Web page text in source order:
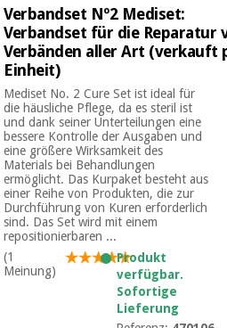
Academy
schutzmaterial
für
coronaviren
Aerobic,
fitness
und
pilates
Sport
und
spiele
Sanitärkleiderschränke
Veterinärmedizin
Fisaude
Tech
Academy
Therapeutische
schränke
Essentielles
schutzmaterial
für
coronaviren
Aerobic,
fitness
und
pilates
Verbandset Nº2 Mediset:
Verbandset für die Reparatur
Verbänden aller Art (verkauft
Einheit)
Mediset No. 2 Cure Set ist ideal für
die häusliche Pflege, da es steril ist
und dank seiner Unterteilungen eine
bessere Kontrolle der Ausgaben und
eine größere Wirksamkeit des
Materials bei Behandlungen
ermöglicht. Das Kurpaket besteht aus
einer Reihe von Produkten, die zur
Durchführung von Kuren erforderlich
sind. Das Set wird mit einem
repositionierbaren ...
(1
Meinung)
Produkt
verfügbar.
Sofortige
Lieferung